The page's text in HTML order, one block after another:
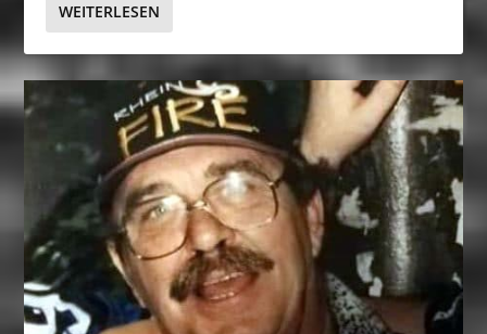
WEITERLESEN